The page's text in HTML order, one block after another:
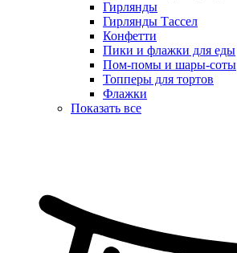
Гирлянды
Гирлянды Тассел
Конфетти
Пики и флажки для еды
Пом-помы и шары-соты
Топперы для тортов
Флажки
Показать все